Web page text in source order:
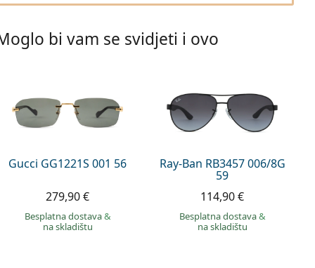
bi vam se svidjeti i ovo
Gucci GG1221S 001 56
279,90 €
Besplatna dostava&
na skladištu
Ray-Ban RB3457 006/8G
59
114,90 €
Besplatna dostava&
na skladištu